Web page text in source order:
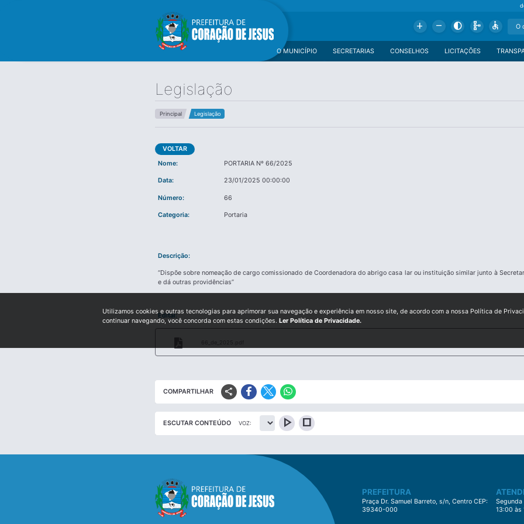
Add Remove Contrast Schema Accessible
LICITAÇÕES
CONSELHOS
SECRETARIAS
O MUNICÍPIO
Legislação
Principal Legislação
VOLTAR
Nome:
PORTARIA Nº 66/2025
Data: 23/01/2025 00:00:00
Número: 66
Categoria: Portaria
Descrição:
“Dispõe sobre nomeação de cargo comissionado de Coordenadora do abrigo casa lar ou instituição similar junto à
e dá outras providências”
Edital:
66_de_2025.pdf
COMPARTILHAR share
ESCUTAR CONTEÚDO VOZ: play_arrow stop
PREFEITURA
Praça Dr. Samuel Barreto, s/n, Centro CEP:
39340-000
Segunda
13:00 às
Utilizamos cookies e outras tecnologias para aprimorar sua navegação e experiência em nosso site, de acordo com a nossa Política de
continuar navegando, você concorda com estas condições. Ler Política de Privacidade.